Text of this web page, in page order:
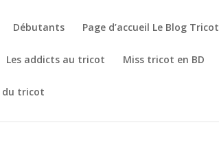
Débutants Page d’accueil Le Blog Tricot
Les addicts au tricot Miss tricot en BD
du tricot